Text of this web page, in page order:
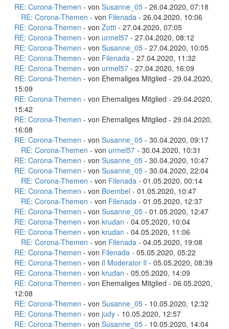
RE: Corona-Themen - von Susanne_05 - 26.04.2020, 07:18
RE: Corona-Themen - von Filenada - 26.04.2020, 10:06
RE: Corona-Themen - von Zotti - 27.04.2020, 07:05
RE: Corona-Themen - von urmel57 - 27.04.2020, 08:12
RE: Corona-Themen - von Susanne_05 - 27.04.2020, 10:05
RE: Corona-Themen - von Filenada - 27.04.2020, 11:32
RE: Corona-Themen - von urmel57 - 27.04.2020, 16:09
RE: Corona-Themen - von Ehemaliges Mitglied - 29.04.2020,
15:09
RE: Corona-Themen - von Ehemaliges Mitglied - 29.04.2020,
15:42
RE: Corona-Themen - von Ehemaliges Mitglied - 29.04.2020,
16:08
RE: Corona-Themen - von Susanne_05 - 30.04.2020, 09:17
RE: Corona-Themen - von urmel57 - 30.04.2020, 10:31
RE: Corona-Themen - von Susanne_05 - 30.04.2020, 10:47
RE: Corona-Themen - von Susanne_05 - 30.04.2020, 22:04
RE: Corona-Themen - von Filenada - 01.05.2020, 00:14
RE: Corona-Themen - von Boembel - 01.05.2020, 10:47
RE: Corona-Themen - von Filenada - 01.05.2020, 12:37
RE: Corona-Themen - von Susanne_05 - 01.05.2020, 12:47
RE: Corona-Themen - von krudan - 04.05.2020, 10:04
RE: Corona-Themen - von krudan - 04.05.2020, 11:06
RE: Corona-Themen - von Filenada - 04.05.2020, 19:08
RE: Corona-Themen - von Filenada - 05.05.2020, 05:22
RE: Corona-Themen - von lI Moderator Il - 05.05.2020, 08:39
RE: Corona-Themen - von krudan - 05.05.2020, 14:09
RE: Corona-Themen - von Ehemaliges Mitglied - 06.05.2020,
12:08
RE: Corona-Themen - von Susanne_05 - 10.05.2020, 12:32
RE: Corona-Themen - von judy - 10.05.2020, 12:57
RE: Corona-Themen - von Susanne_05 - 10.05.2020, 14:04